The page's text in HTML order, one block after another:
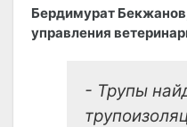
Бердимурат
управления
- Трупы